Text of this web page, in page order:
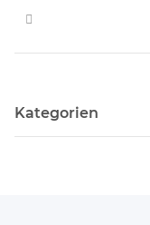
Kategorien